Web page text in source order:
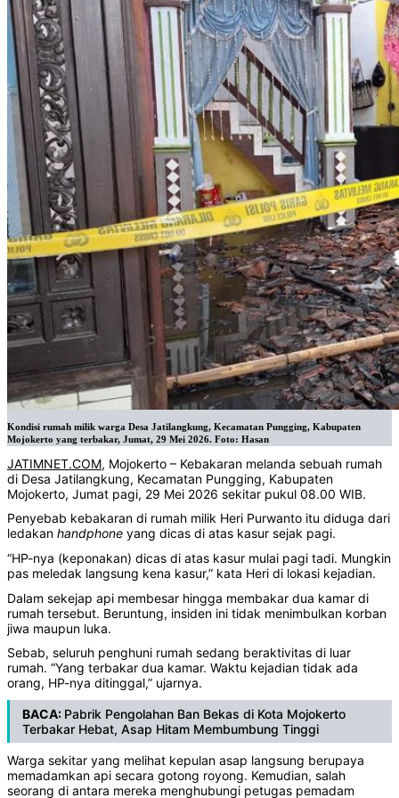
Kondisi rumah milik warga Desa Jatilangkung, Kecamatan Pungging, Kabupaten
Mojokerto yang terbakar, Jumat, 29 Mei 2026. Foto: Hasan
JATIMNET.COM, Mojokerto – Kebakaran melanda sebuah rumah
di Desa Jatilangkung, Kecamatan Pungging, Kabupaten
Mojokerto, Jumat pagi, 29 Mei 2026 sekitar pukul 08.00 WIB.
Penyebab kebakaran di rumah milik Heri Purwanto itu diduga dari
ledakan handphone yang dicas di atas kasur sejak pagi.
“HP-nya (keponakan) dicas di atas kasur mulai pagi tadi. Mungkin
pas meledak langsung kena kasur,” kata Heri di lokasi kejadian.
Dalam sekejap api membesar hingga membakar dua kamar di
rumah tersebut. Beruntung, insiden ini tidak menimbulkan korban
jiwa maupun luka.
Sebab, seluruh penghuni rumah sedang beraktivitas di luar
rumah. “Yang terbakar dua kamar. Waktu kejadian tidak ada
orang, HP-nya ditinggal,” ujarnya.
BACA: Pabrik Pengolahan Ban Bekas di Kota Mojokerto
Terbakar Hebat, Asap Hitam Membumbung Tinggi
Warga sekitar yang melihat kepulan asap langsung berupaya
memadamkan api secara gotong royong. Kemudian, salah
seorang di antara mereka menghubungi petugas pemadam